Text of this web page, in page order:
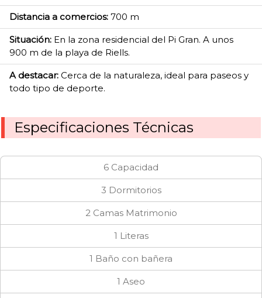
Distancia a comercios: 700 m
Situación: En la zona residencial del Pi Gran. A unos
900 m de la playa de Riells.
A destacar: Cerca de la naturaleza, ideal para paseos y
todo tipo de deporte.
Especificaciones Técnicas
6 Capacidad
3 Dormitorios
2 Camas Matrimonio
1 Literas
1 Baño con bañera
1 Aseo